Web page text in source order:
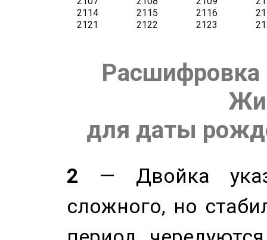
Расшифровка
для даты
2 — Двойка
сложного, но